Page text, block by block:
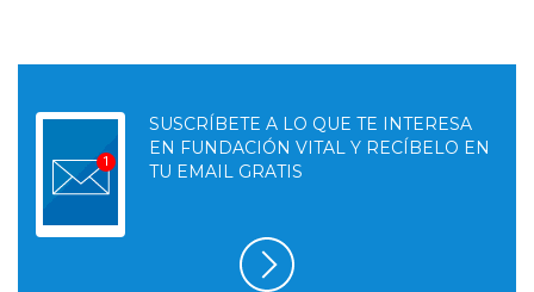
SUSCRÍBETE A LO QUE TE INTERESA
EN FUNDACIÓN VITAL Y RECÍBELO EN
TU EMAIL GRATIS